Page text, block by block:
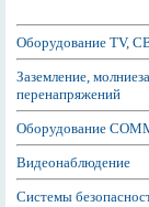
Оборудование TV,
Заземление,
перенапряжений
Оборудование
Видеонаблюдение
Системы